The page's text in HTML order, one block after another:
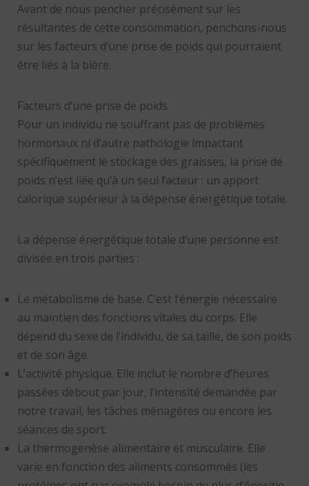
Avant de nous pencher précisément sur les
résultantes de cette consommation, penchons-nous
sur les facteurs d’une prise de poids qui pourraient
être liés à la bière.
Facteurs d’une prise de poids
Pour un individu ne souffrant pas de problèmes
hormonaux ni d’autre pathologie impactant
spécifiquement le stockage des graisses, la prise de
poids n’est liée qu’à un seul facteur : un apport
calorique supérieur à la dépense énergétique totale.
La dépense énergétique totale d’une personne est
divisée en trois parties :
Le métabolisme de base. C’est l’énergie nécessaire
au maintien des fonctions vitales du corps. Elle
dépend du sexe de l’individu, de sa taille, de son poids
et de son âge.
L’activité physique. Elle inclut le nombre d’heures
passées debout par jour, l’intensité demandée par
notre travail, les tâches ménagères ou encore les
séances de sport.
La thermogenèse alimentaire et musculaire. Elle
varie en fonction des aliments consommés (les